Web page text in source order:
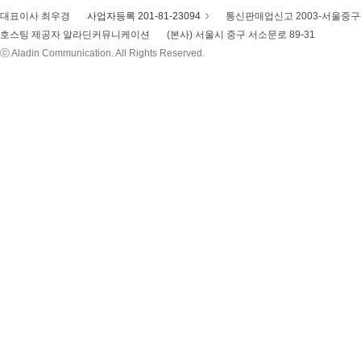
대표이사 최우경 사업자등록 201-81-23094
통신판매업신고 2003-서울중
호스팅 제공자 알라딘커뮤니케이션
(본사) 서울시 중구 서소문로 89-31
ⓒ Aladin Communication. All Rights Reserved.